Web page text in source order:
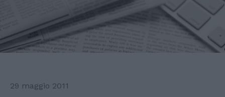
29 maggio 2011